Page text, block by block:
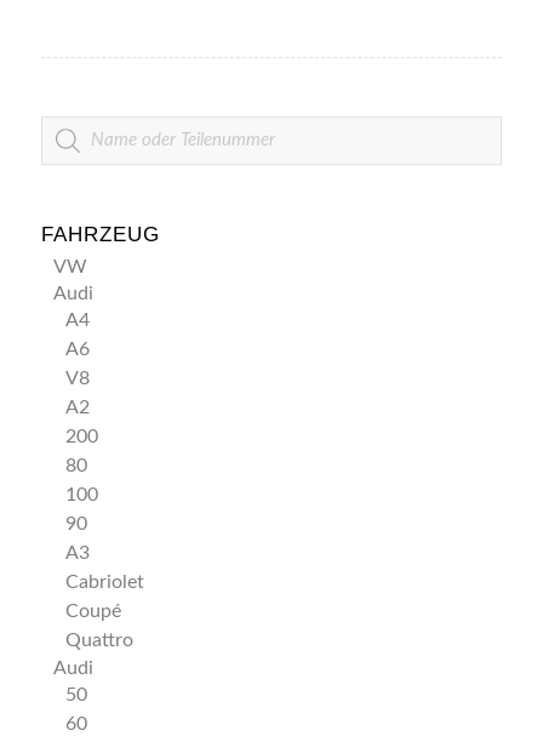
PRODUKTSUCHE
FAHRZEUG
VW
Audi
A4
A6
V8
A2
200
80
100
90
A3
Cabriolet
Coupé
Quattro
Audi
50
60